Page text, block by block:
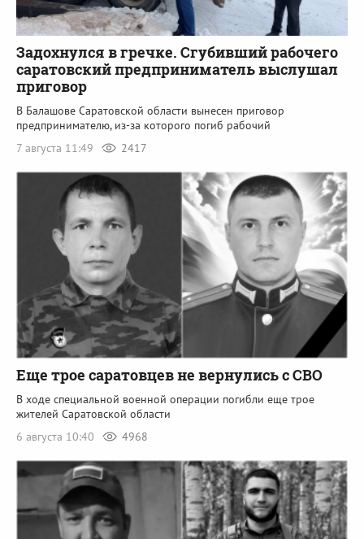
Задохнулся в гречке. Сгубивший рабочего
саратовский предприниматель выслушал
приговор
В Балашове Саратовской области вынесен приговор
предпринимателю, из-за которого погиб рабочий
7 августа 11:49
2417
Еще трое саратовцев не вернулись с СВО
В ходе специальной военной операции погибли еще трое
жителей Саратовской области
6 августа 10:40
4968